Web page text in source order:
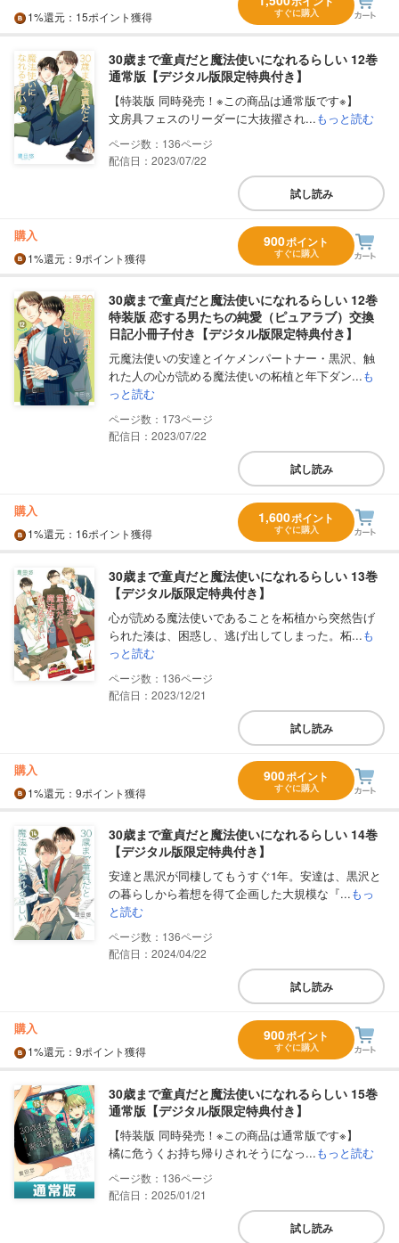
1%還元 ：15ポイント獲得 すぐに購入
30歳まで童貞だと魔法使いになれるらしい 12巻
通常版【デジタル版限定特典付き】
【特装版 同時発売！※この商品は通常版です※】
文房具フェスのリーダーに大抜擢され...もっと読む
136
配信日：2023/07/22
試し読み
購入
1%還元 ：9ポイント獲得
900ポイント
すぐに購入
30歳まで童貞だと魔法使いになれるらしい 12巻
特装版 恋する男たちの純愛（ピュアラブ）交換
日記小冊子付き【デジタル版限定特典付き】
元魔法使いの安達とイケメンパートナー・黒沢、触
れた人の心が読める魔法使いの柘植と年下ダン...も
っと読む
173
配信日：2023/07/22
試し読み
購入
1%還元 ：16ポイント獲得
1,600ポイント
すぐに購入
30歳まで童貞だと魔法使いになれるらしい 13巻
【デジタル版限定特典付き】
心が読める魔法使いであることを柘植から突然告げ
られた湊は、困惑し、逃げ出してしまった。柘...も
っと読む
136
配信日：2023/12/21
試し読み
購入
1%還元 ：9ポイント獲得
900ポイント
すぐに購入
30歳まで童貞だと魔法使いになれるらしい 14巻
【デジタル版限定特典付き】
安達と黒沢が同棲してもうすぐ1年。安達は、黒沢と
の暮らしから着想を得て企画した大規模な『...もっ
と読む
136
配信日：2024/04/22
試し読み
購入
1%還元 ：9ポイント獲得
900ポイント
すぐに購入
30歳まで童貞だと魔法使いになれるらしい 15巻
通常版【デジタル版限定特典付き】
【特装版 同時発売！※この商品は通常版です※】
橘に危うくお持ち帰りされそうになっ...もっと読む
136
配信日：2025/01/21
試し読み